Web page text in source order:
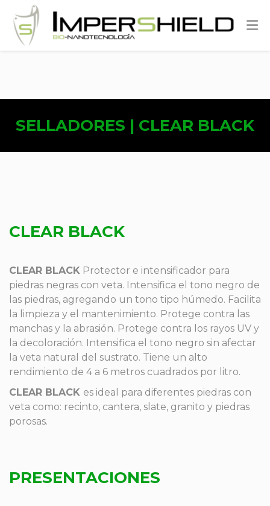
SELLADORES | CLEAR BLACK
CLEAR BLACK
CLEAR BLACK Protector e intensificador para
piedras negras con veta. Intensifica el tono negro de
las piedras, agregando un tono tipo húmedo. Facilita
la limpieza y el mantenimiento. Protege contra las
manchas y la abrasión. Protege contra los rayos UV y
la decoloración. Intensifica el tono negro sin afectar
la veta natural del sustrato. Tiene un alto
rendimiento de 4 a 6 metros cuadrados por litro.
CLEAR BLACK es ideal para diferentes piedras con
veta como: recinto, cantera, slate, granito y piedras
porosas.
PRESENTACIONES